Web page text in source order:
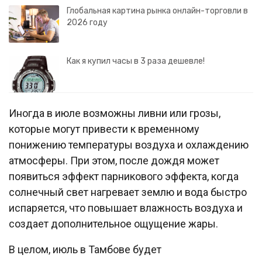
Глобальная картина рынка онлайн-торговли в
2026 году
Как я купил часы в 3 раза дешевле!
Иногда в июле возможны ливни или грозы,
которые могут привести к временному
понижению температуры воздуха и охлаждению
атмосферы. При этом, после дождя может
появиться эффект парникового эффекта, когда
солнечный свет нагревает землю и вода быстро
испаряется, что повышает влажность воздуха и
создает дополнительное ощущение жары.
В целом, июль в Тамбове будет